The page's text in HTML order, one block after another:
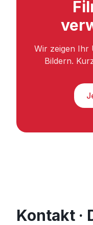
Wir zeigen Ihr
Bildern.
Kontakt ·